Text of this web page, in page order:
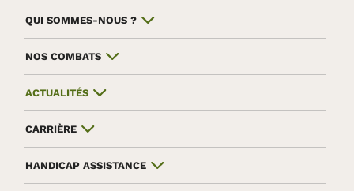
QUI SOMMES-NOUS ?
NOS COMBATS
ACTUALITÉS
CARRIÈRE
HANDICAP ASSISTANCE